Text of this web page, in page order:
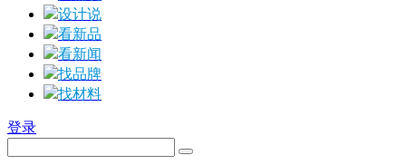
设计说
看新品
看新闻
找品牌
找材料
登录